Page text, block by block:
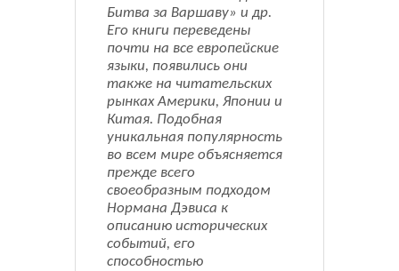
Битва за Варшаву» и др.
Его книги переведены
почти на все европейские
языки, появились они
также на читательских
рынках Америки, Японии и
Китая. Подобная
уникальная популярность
во всем мире объясняется
прежде всего
своеобразным подходом
Нормана Дэвиса к
описанию исторических
событий, его
способностью